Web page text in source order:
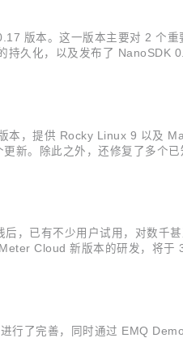
版本。这一版本主要对 2 个
久化，以及发布了 NanoSDK
，提供 Rocky Linux 9 以及
新。除此之外，还修复了多个
，已有不少用户试用，对数千
Cloud 新版本的研发，将
了完善，同时通过 EMQ